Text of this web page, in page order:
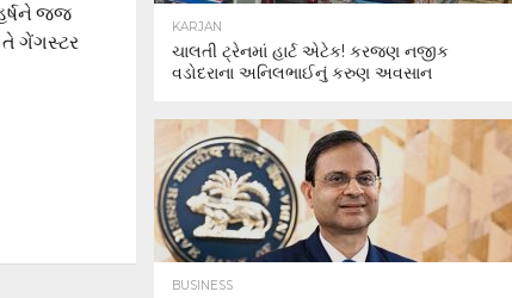
જજ
તે ગેંગસ્ટર
KARJAN
ચાલતી ટ્રેનમાં હાર્ટ એટેક! કરજણ નજીક
વડોદરાના અનિલભાઈનું કરુણ અવસાન
BUSINESS